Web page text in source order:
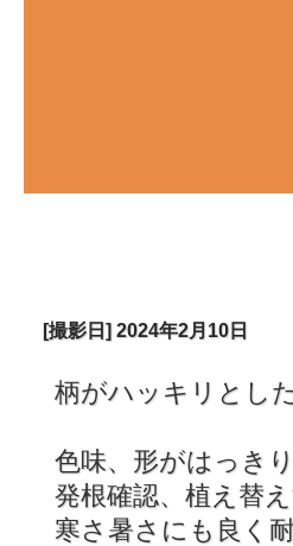
[撮影日] 2024年2月10日
柄がハッキリとし
色味、形がはっき
発根確認、植え替
寒さ暑さにも良く